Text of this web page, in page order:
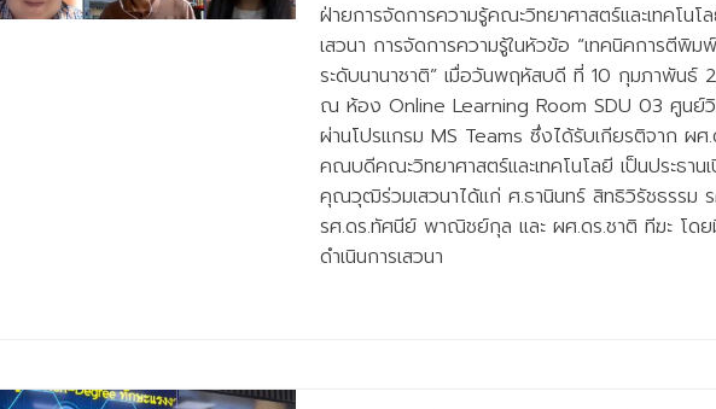
ฝ่ายการจัดการความรู้คณะวิทยาศาสตร์และเทคโน
เสวนา การจัดการความรู้ในหัวข้อ “เทคนิคการตีพิม
ระดับนานาชาติ” เมื่อวันพฤหัสบดี ที่ 10 กุมภาพัน
ณ ห้อง Online Learning Room SDU 03 ศูนย์วิ
ผ่านโปรแกรม MS Teams ซึ่งได้รับเกียรติจาก ผศ
คณบดีคณะวิทยาศาสตร์และเทคโนโลยี เป็นประธาน
คุณวุฒิร่วมเสวนาได้แก่ ศ.ธานินทร์ สิทธิวิรัชธรรม
รศ.ดร.ทัศนีย์ พาณิชย์กุล และ ผศ.ดร.ชาติ ทีฆะ โด
ดำเนินการเสวนา